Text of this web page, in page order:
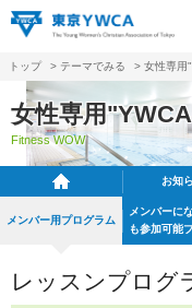
トップ > テーマでみる > 女性専用
女性専用
Fitness WOW
お知
メンバー用プログラム
メンバーに
も参加可能
レッスンプログ